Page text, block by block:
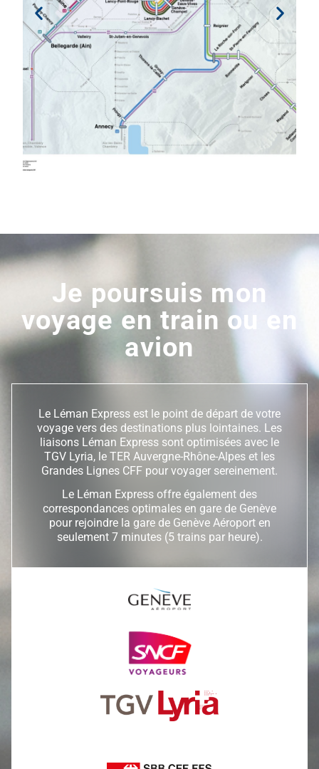
Je poursuis mon
voyage en train ou en
avion
Le Léman Express est le point de départ de votre
voyage vers des destinations plus lointaines. Les
liaisons Léman Express sont optimisées avec le
TGV Lyria, le TER Auvergne-Rhône-Alpes et les
Grandes Lignes CFF pour voyager sereinement.
Le Léman Express offre également des
correspondances optimales en gare de Genève
pour rejoindre la gare de Genève Aéroport en
seulement 7 minutes (5 trains par heure).